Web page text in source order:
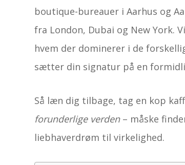
boutique-bureauer i Aarhus og
fra London, Dubai og New York.
hvem der dominerer i de
sætter din signatur på en
Så læn dig tilbage, tag en kop
forunderlige verden– måske
liebhaverdrøm til virkelighed.